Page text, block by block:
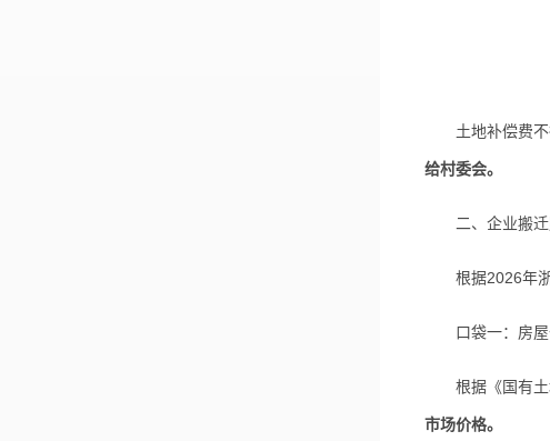
土地补偿费不
给村委会。
二、企业搬迁
根据2026年浙
口袋一：房屋
根据《国有土
市场价格。